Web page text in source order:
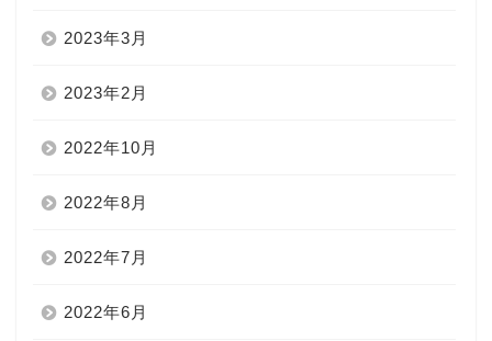
2023年3月
2023年2月
2022年10月
2022年8月
2022年7月
2022年6月